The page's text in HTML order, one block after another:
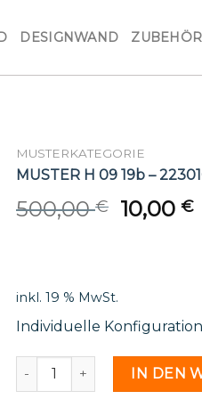
DESIGNWAND ZUBEHÖR
MUSTERKATEGORIE
MUSTER H 09 19b –
500,00€
Original
10,00€
inkl. 19 % MwSt.
Individuelle Konfiguration
MUSTER H 09 19b -IN DEN